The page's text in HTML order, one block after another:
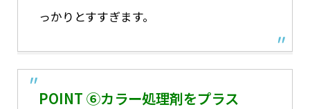
っかりとすすぎます。
POINT ⑥カラー処理剤をプラス